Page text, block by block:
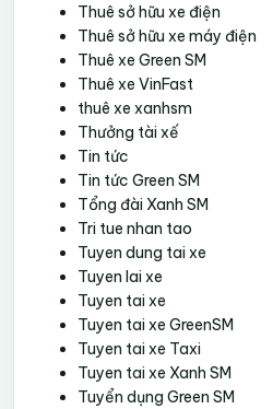
Thuê sở hữu xe điện
Thuê sở hữu xe máy điện
Thuê xe Green SM
Thuê xe VinFast
thuê xe xanhsm
Thưởng tài xế
Tin tức
Tin tức Green SM
Tổng đài Xanh SM
Tri tue nhan tao
Tuyen dung tai xe
Tuyen lai xe
Tuyen tai xe
Tuyen tai xe GreenSM
Tuyen tai xe Taxi
Tuyen tai xe Xanh SM
Tuyển dụng Green SM